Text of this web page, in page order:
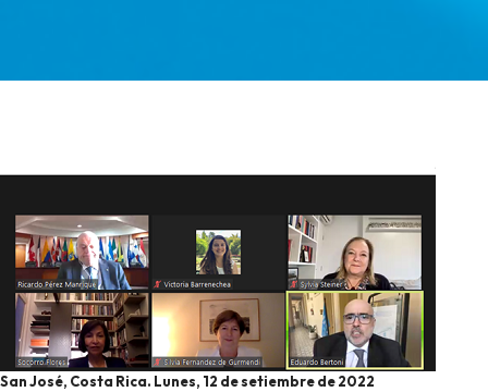
San José, Costa Rica. Lunes, 12 de setiembre de 2022